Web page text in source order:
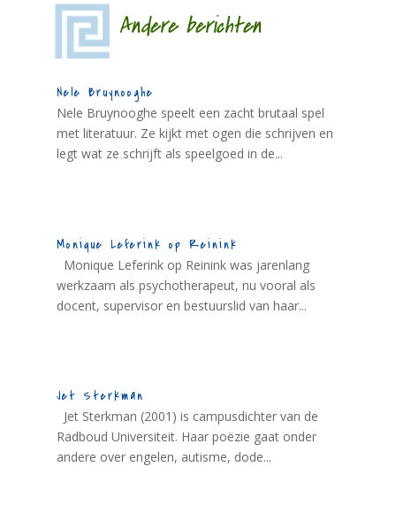
Andere berichten
Nele Bruynooghe
Nele Bruynooghe speelt een zacht brutaal spel
met literatuur. Ze kijkt met ogen die schrijven en
legt wat ze schrijft als speelgoed in de...
Monique Leferink op Reinink
Monique Leferink op Reinink was jarenlang
werkzaam als psychotherapeut, nu vooral als
docent, supervisor en bestuurslid van haar...
Jet Sterkman
Jet Sterkman (2001) is campusdichter van de
Radboud Universiteit. Haar poëzie gaat onder
andere over engelen, autisme, dode...